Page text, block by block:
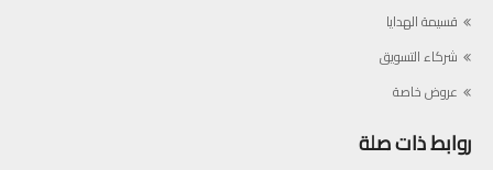
قسيمة الهدايا
شركاء التسويق
عروض خاصة
روابط ذات صلة